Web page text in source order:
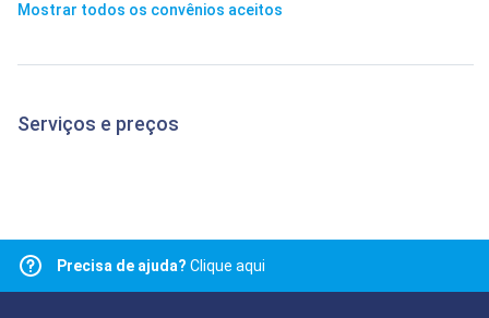
Mostrar todos os convênios aceitos
Serviços e preços
Precisa de ajuda? Clique aqui